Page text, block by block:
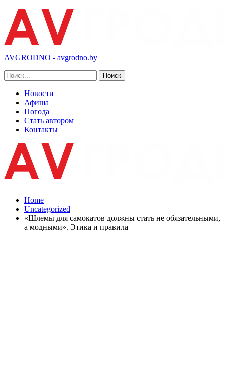
AVGRODNO - avgrodno.by
Новости
Афиша
Погода
Стать автором
Контакты
Home
Uncategorized
«Шлемы для самокатов должны стать не обязательными,
а модными». Этика и правила